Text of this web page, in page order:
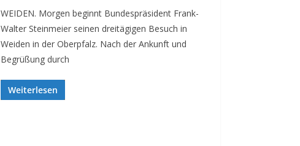
WEIDEN. Morgen beginnt Bundespräsident Frank-
Walter Steinmeier seinen dreitägigen Besuch in
Weiden in der Oberpfalz. Nach der Ankunft und
Begrüßung durch
Weiterlesen